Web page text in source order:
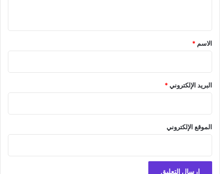
*
الاسم *
البريد الإلكتروني*
الموقع الإلكتروني